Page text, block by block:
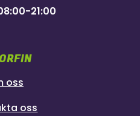
21:00
oss
oss